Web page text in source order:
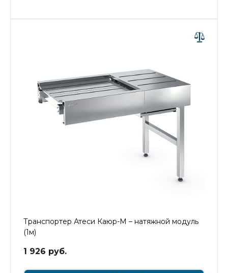
Транспортер Атеси Каюр-М – натяжной модуль
(1м)
1 926 руб.